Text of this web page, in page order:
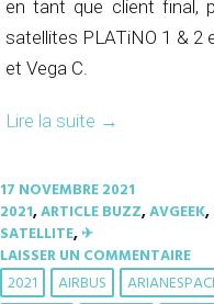
en tant que client final,
satellites PLATiNO 1 & 2
et Vega C.
Lire la suite →
17 NOVEMBRE 2021
2021,ARTICLE BUZZ,AVGEEK,
SATELLITE,✈︎
LAISSER UN COMMENTAIRE
2021 AIRBUS